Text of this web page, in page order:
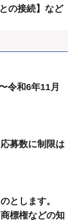
の接続】など
令和6年11月
募数に制限は
とします。
標権などの知